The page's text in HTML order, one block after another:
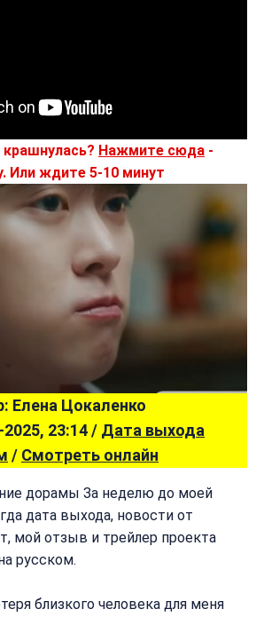
Нажмите сюда -
Или ждите 5-10 минут
Елена Цокаленко
23:14 / Дата выхода
/ Смотреть онлайн
дорамы За неделю до моей
дата выхода, новости от
мой отзыв и трейлер проекта
русском.
близкого человека для меня